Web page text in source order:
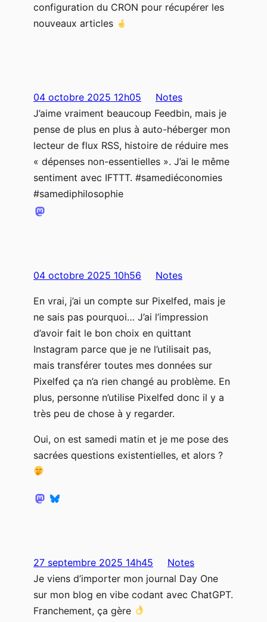
configuration du CRON pour récupérer les
nouveaux articles
04 octobre 2025 12h05
Notes
J’aime vraiment beaucoup Feedbin, mais je
pense de plus en plus à auto-héberger mon
lecteur de flux RSS, histoire de réduire mes
« dépenses non-essentielles ». J’ai le même
sentiment avec IFTTT. #samediéconomies
#samediphilosophie
04 octobre 2025 10h56 Notes
En vrai, j’ai un compte sur Pixelfed, mais je
ne sais pas pourquoi… J’ai l’impression
d’avoir fait le bon choix en quittant
Instagram parce que je ne l’utilisait pas,
mais transférer toutes mes données sur
Pixelfed ça n’a rien changé au problème. En
plus, personne n’utilise Pixelfed donc il y a
très peu de chose à y regarder.
Oui, on est samedi matin et je me pose des
sacrées questions existentielles, et alors ?
27 septembre 2025 14h45
Notes
Je viens d’importer mon journal Day One
sur mon blog en vibe codant avec ChatGPT.
Franchement, ça gère